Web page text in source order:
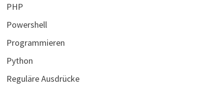
PHP
Powershell
Programmieren
Python
Reguläre Ausdrücke